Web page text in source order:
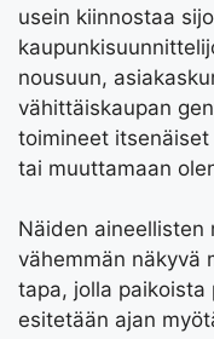
usein kiinnostaa
nousuun,
vähittäiskaupan
toimineet
tai muuttamaan
Näiden aineellisten
vähemmän näkyvä
tapa, jolla paikoista
esitetään ajan